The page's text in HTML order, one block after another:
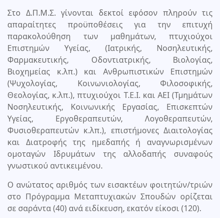
Στο Δ.Π.Μ.Σ. γίνονται δεκτοί εφόσον πληρούν τις
απαραίτητες προϋποθέσεις για την επιτυχή
παρακολούθηση των μαθημάτων, πτυχιούχοι
Επιστημών Υγείας, (Ιατρικής, Νοσηλευτικής,
Φαρμακευτικής, Οδοντιατρικής, Βιολογίας,
Βιοχημείας κ.λπ.) και Ανθρωπιστικών Επιστημών
(Ψυχολογίας, Κοινωνιολογίας, Φιλοσοφικής,
Θεολογίας, κ.λπ.), πτυχιούχοι Τ.Ε.Ι. και ΑΕΙ (Τμημάτων
Νοσηλευτικής, Κοινωνικής Εργασίας, Επισκεπτών
Υγείας, Εργοθεραπευτών, Λογοθεραπευτών,
Φυσιοθεραπευτών κ.λπ.), επιστήμονες Διαιτολογίας
και Διατροφής της ημεδαπής ή αναγνωρισμένων
ομοταγών Ιδρυμάτων της αλλοδαπής συναφούς
γνωστικού αντικειμένου.
Ο ανώτατος αριθμός των εισακτέων φοιτητών/τριών
στο Πρόγραμμα Μεταπτυχιακών Σπουδών ορίζεται
σε σαράντα (40) ανά ειδίκευση, εκατόν είκοσι (120).